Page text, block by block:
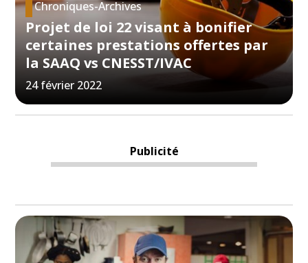
Chroniques-Archives
Projet de loi 22 visant à bonifier
certaines prestations offertes par
la SAAQ vs CNESST/IVAC
24 février 2022
Publicité